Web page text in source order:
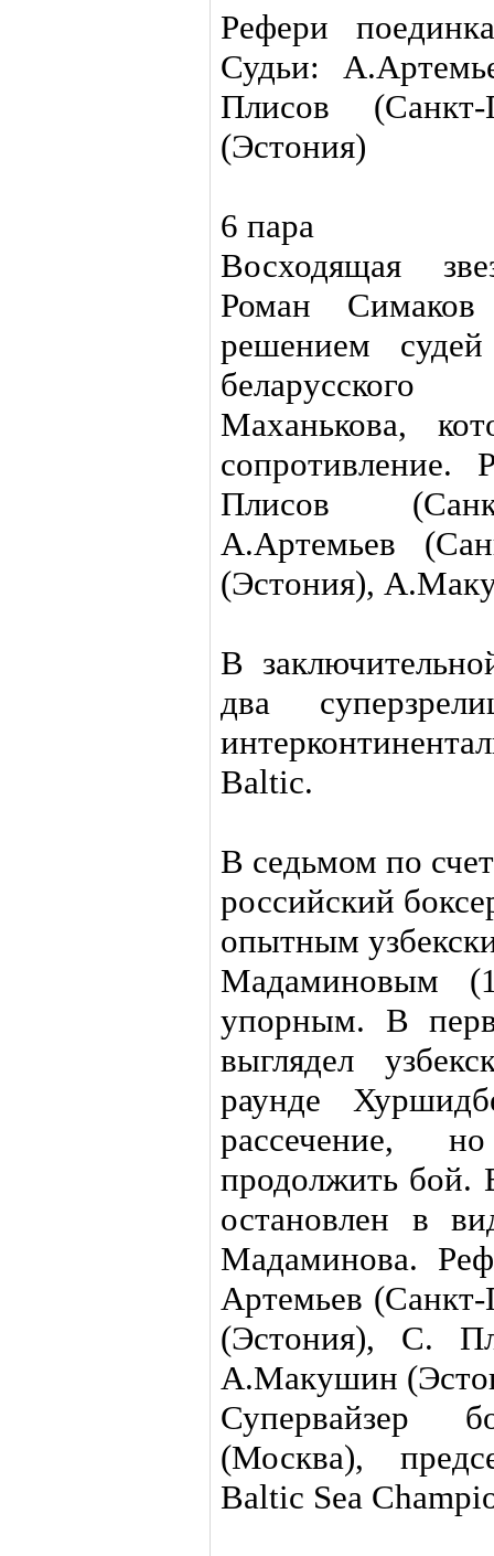
Рефери
Судьи:
Плисов
(Эстония)
6 пара
Восходящая
Роман Симаков
решением
беларусского
Маханькова,
сопротивление.
Плисов
А.Артемьев
(Эстония),
В
два
Baltic.
В седьмом по
российский
опытным
Мадаминовым
упорным. В
выглядел
раунде
рассечение,
продолжить бой.
остановлен в
Мадаминова.
Артемьев
(Эстония), С.
А.Макушин
Супервайзер
(Москва),
Baltic Sea